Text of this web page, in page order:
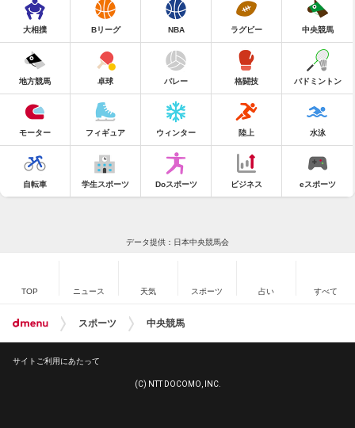
大相撲 Bリーグ NBA ラグビー 中央競馬
地方競馬 卓球 バレー 格闘技 バドミントン
モーター フィギュア ウィンター 陸上 水泳
自転車 学生スポーツ Doスポーツ ビジネス eスポーツ
データ提供：日本中央競馬会
TOP ニュース 天気 スポーツ 占い すべて
スポーツ 中央競馬
サイトご利用にあたって
(C) NTT DOCOMO, INC.